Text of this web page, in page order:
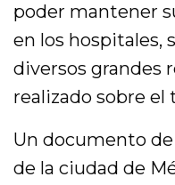
poder mantener
en los hospitales,
diversos grandes
realizado sobre el
Un documento
de la ciudad de